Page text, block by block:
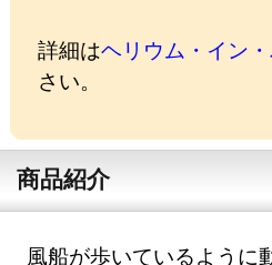
詳細はヘリウム・イン
さい。
商品紹介
風船が歩いているように